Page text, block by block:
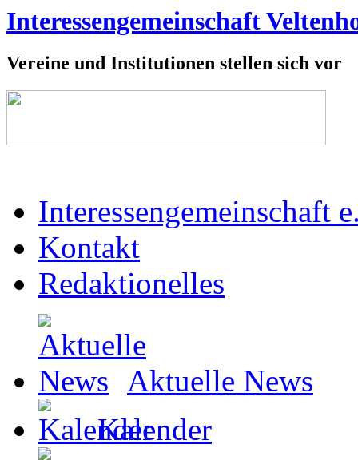
Interessengemeinschaft
Vereine und Institutionen stellen sich vor
Interessengemeinschaft
Kontakt
Redaktionelles
Aktuelle News
Kalender